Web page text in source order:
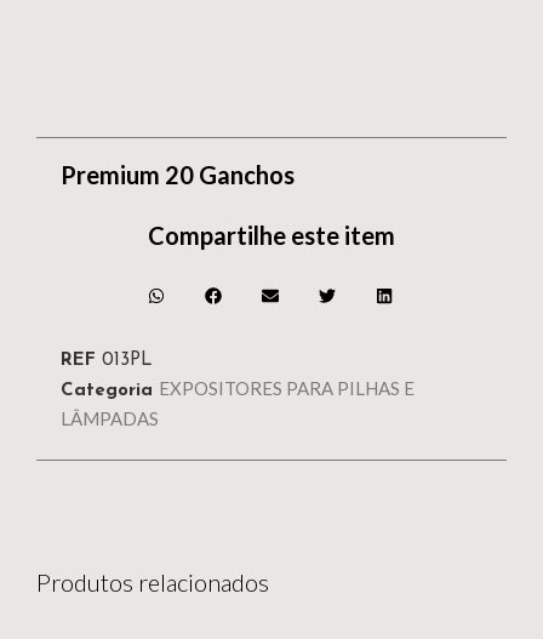
Premium 20 Ganchos
Compartilhe este item
REF 013PL
Categoria EXPOSITORES PARA PILHAS E
LÂMPADAS
Produtos relacionados